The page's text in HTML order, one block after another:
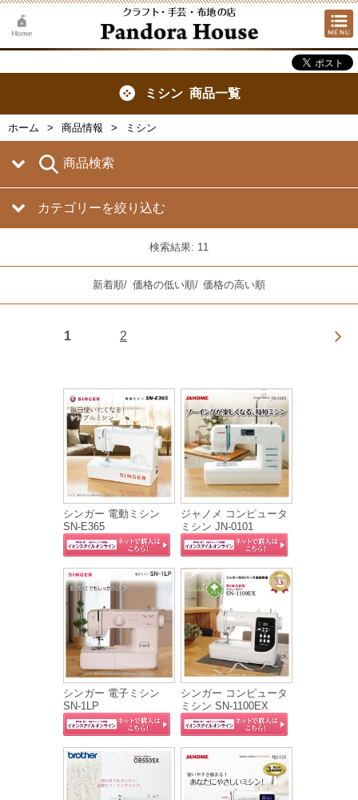
ミシン 商品一覧
ホーム 商品情報 ミシン
商品検索
カテゴリーを絞り込む
検索結果: 11
新着順/ 価格の低い順/ 価格の高い順
1 2
シンガー 電動ミシン
SN-E365
ジャノメ コンピュータ
ミシン JN-0101
シンガー 電子ミシン
SN-1LP
シンガー コンピュータ
ミシン SN-1100EX